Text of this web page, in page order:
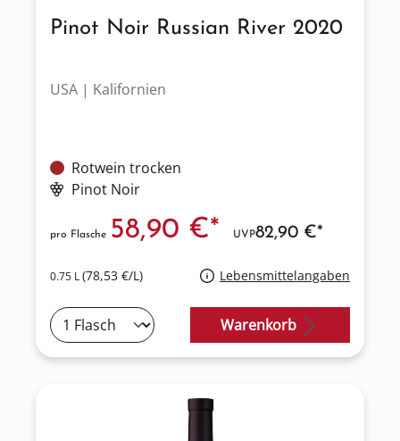
Pinot Noir Russian River 2020
USA | Kalifornien
Rotwein trocken
Pinot Noir
0.75 L(78,53 €/L) Lebensmittelangaben
pro Flasche 58,90 €* UVP82,90 €*
Warenkorb